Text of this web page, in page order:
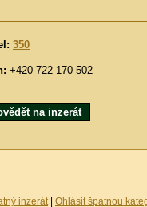
350
+420 722 170 502
na inzerát
inzerát Ohlásit špatnou